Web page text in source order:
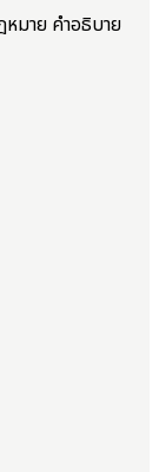
มาย คำอธิบาย